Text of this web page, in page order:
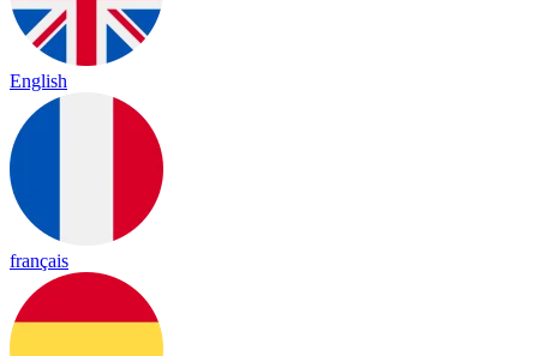
English
français